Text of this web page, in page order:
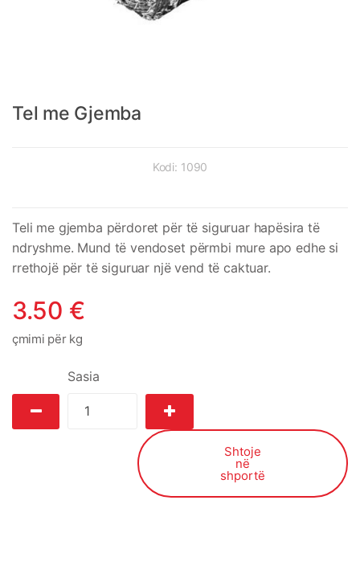
Tel me Gjemba
Kodi: 1090
Teli me gjemba përdoret për të siguruar hapësira të
ndryshme. Mund të vendoset përmbi mure apo edhe si
rrethojë për të siguruar një vend të caktuar.
3.50 €
çmimi për kg
Sasia
Shtoje
në
shportë